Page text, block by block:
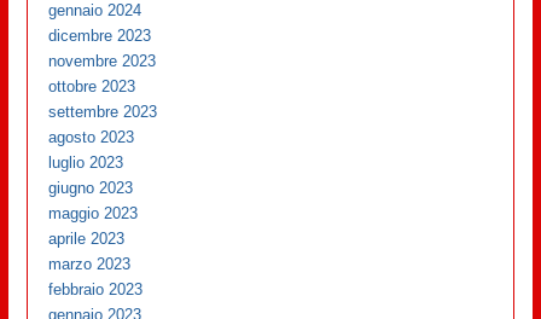
gennaio 2024
dicembre 2023
novembre 2023
ottobre 2023
settembre 2023
agosto 2023
luglio 2023
giugno 2023
maggio 2023
aprile 2023
marzo 2023
febbraio 2023
gennaio 2023